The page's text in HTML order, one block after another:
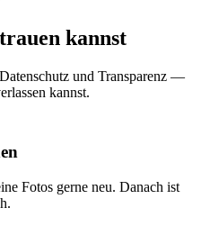
kannst
und Transparenz —
kannst.
Fotos gerne neu. Danach ist